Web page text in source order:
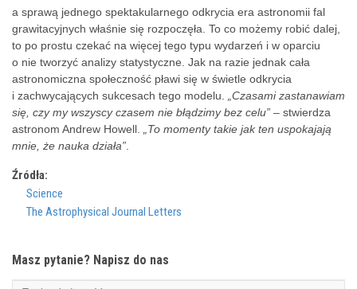
a sprawą jednego spektakularnego odkrycia era astronomii fal
grawitacyjnych właśnie się rozpoczęła. To co możemy robić dalej,
to po prostu czekać na więcej tego typu wydarzeń i w oparciu
o nie tworzyć analizy statystyczne. Jak na razie jednak cała
astronomiczna społeczność pławi się w świetle odkrycia
i zachwycających sukcesach tego modelu. „Czasami zastanawiam
się, czy my wszyscy czasem nie błądzimy bez celu” – stwierdza
astronom Andrew Howell. „To momenty takie jak ten uspokajają
mnie, że nauka działa”.
Źródła:
Science
The Astrophysical Journal Letters
Masz pytanie? Napisz do nas